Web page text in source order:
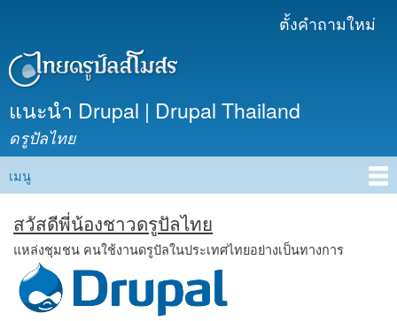
เนื้อหา
ตั้งคำถามใหม่
แนะนำ Drupal | Drupal Thailand
ดรูปัลไทย
Main menu
เมนู
สวัสดีพี่น้องชาวดรูปัลไทย
แหล่งชุมชน คนใช้งานดรูปัลในประเทศไทยอย่างเป็นทางการ